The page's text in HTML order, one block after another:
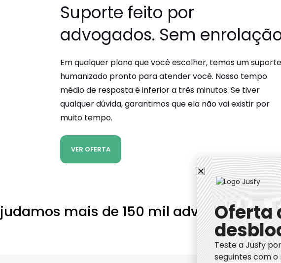
Suporte feito por
advogados. Sem
Em qualquer plano que você escolher, temos um suporte
humanizado pronto para atender você. Nosso tempo
médio de resposta é inferior a três minutos. Se tiver
qualquer dúvida, garantimos que ela não vai existir por
muito tempo.
VER OFERTA
mais de 150 mil advogados
Oferta
Teste a Jusfy
seguintes com